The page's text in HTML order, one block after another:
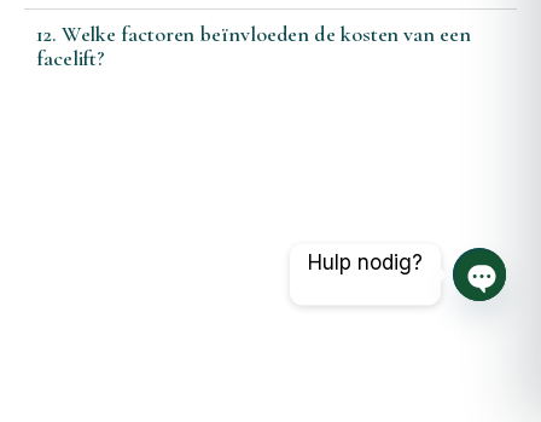
12. Welke factoren beïnvloeden de kosten van een
facelift?
Hulp nodig?